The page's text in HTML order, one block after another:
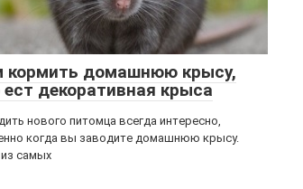
кормить домашнюю крысу,
ест декоративная крыса
нового питомца всегда интересно,
когда вы заводите домашнюю крысу.
самых